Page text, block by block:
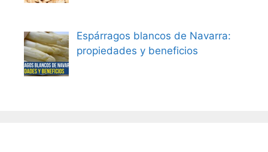
Espárragos blancos de Navarra:
propiedades y beneficios